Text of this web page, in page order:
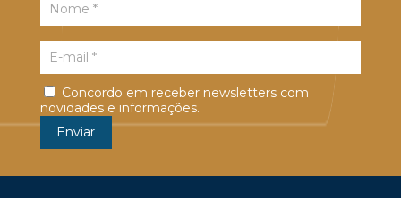
Concordo em receber newsletters com
novidades e informações.